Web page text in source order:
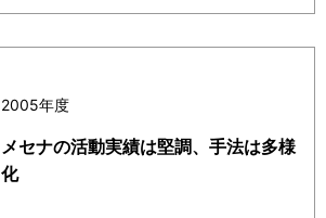
2005年度
メセナの活動実績は堅調、手法は多様
化